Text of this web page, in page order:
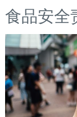
食品安全